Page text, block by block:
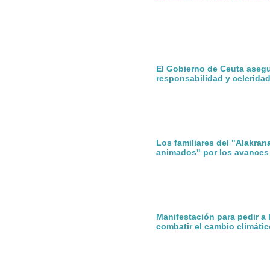
El Gobierno de Ceuta
responsabilidad y celeridad
Los familiares del
animados" por los
Manifestación para pedir
combatir el cambio